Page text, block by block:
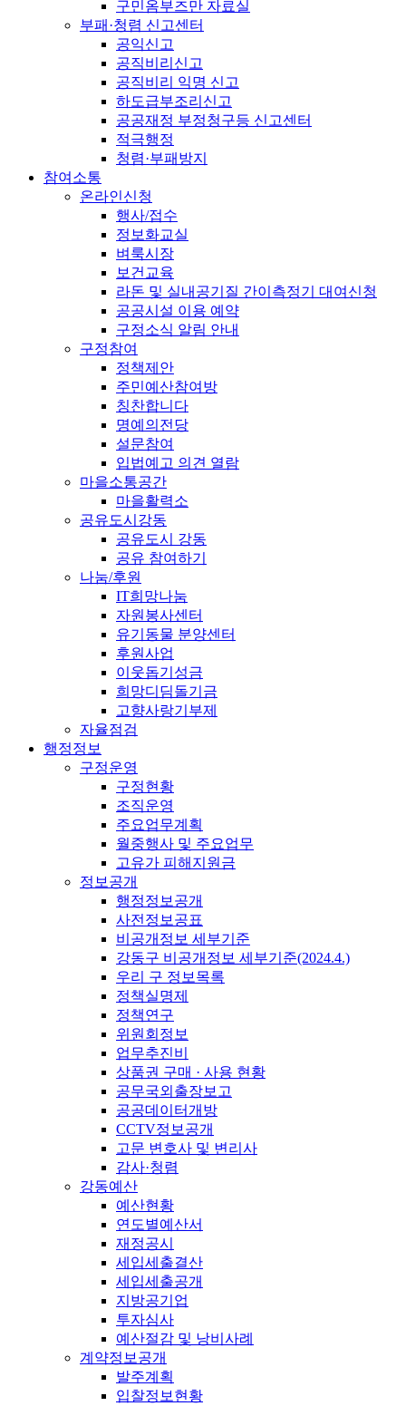
구민옴부즈만 자료실
부패·청렴 신고센터
공익신고
공직비리신고
공직비리 익명 신고
하도급부조리신고
공공재정 부정청구등 신고센터
적극행정
청렴·부패방지
참여소통
온라인신청
행사/접수
정보화교실
벼룩시장
보건교육
라돈 및 실내공기질 간이측정기 대여신청
공공시설 이용 예약
구정소식 알림 안내
구정참여
정책제안
주민예산참여방
칭찬합니다
명예의전당
설문참여
입법예고 의견 열람
마을소통공간
마을활력소
공유도시강동
공유도시 강동
공유 참여하기
나눔/후원
IT희망나눔
자원봉사센터
유기동물 분양센터
후원사업
이웃돕기성금
희망디딤돌기금
고향사랑기부제
자율점검
행정정보
구정운영
구정현황
조직운영
주요업무계획
월중행사 및 주요업무
고유가 피해지원금
정보공개
행정정보공개
사전정보공표
비공개정보 세부기준
강동구 비공개정보 세부기준(2024.4.)
우리 구 정보목록
정책실명제
정책연구
위원회정보
업무추진비
상품권 구매 · 사용 현황
공무국외출장보고
공공데이터개방
CCTV정보공개
고문 변호사 및 변리사
감사·청렴
강동예산
예산현황
연도별예산서
재정공시
세입세출결산
세입세출공개
지방공기업
투자심사
예산절감 및 낭비사례
계약정보공개
발주계획
입찰정보현황